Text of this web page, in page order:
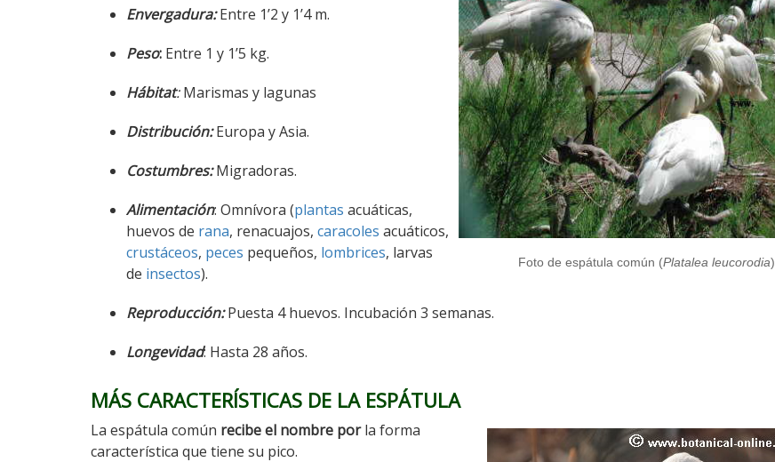
Foto de espátula común (Platalea leucorodia)
Envergadura:Entre 1’2 y 1’4 m.
Peso: Entre 1 y 1’5 kg.
Hábitat:Marismas y lagunas
Distribución:Europa y Asia.
Costumbres:Migradoras.
Alimentación: Omnívora (plantas acuáticas,
huevos de rana, renacuajos, caracoles acuáticos,
crustáceos, peces pequeños, lombrices, larvas
de insectos).
Reproducción:Puesta 4 huevos. Incubación 3 semanas.
Longevidad: Hasta 28 años.
MÁS CARACTERÍSTICAS DE LA ESPÁTULA
La espátula común recibe el nombre porla forma
característica que tiene su pico.